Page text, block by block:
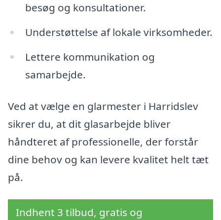
besøg og konsultationer.
Understøttelse af lokale virksomheder.
Lettere kommunikation og
samarbejde.
Ved at vælge en glarmester i Harridslev
sikrer du, at dit glasarbejde bliver
håndteret af professionelle, der forstår
dine behov og kan levere kvalitet helt tæt
på.
Indhent 3 tilbud, gratis og